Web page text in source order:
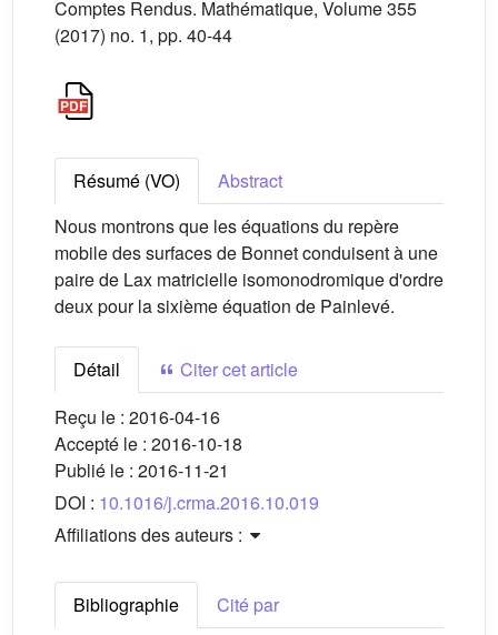
Comptes Rendus. Mathématique, Volume 355
(2017) no. 1, pp. 40-44
Résumé (VO)
Abstract
Nous montrons que les équations du repère
mobile des surfaces de Bonnet conduisent à une
paire de Lax matricielle isomonodromique d'ordre
deux pour la sixième équation de Painlevé.
Détail
Citer cet article
Reçu le : 2016-04-16
Accepté le : 2016-10-18
Publié le : 2016-11-21
DOI : 10.1016/j.crma.2016.10.019
Affiliations des auteurs :
Bibliographie
Cité par